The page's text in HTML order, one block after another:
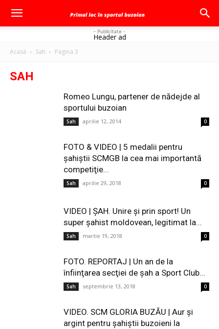
- Publicitate -
Header ad
Acasă Sah Pagina 3
SAH
Romeo Lungu, partener de nădejde al
sportului buzoian
Sah aprilie 12, 2014 0
FOTO & VIDEO | 5 medalii pentru
şahiştii SCMGB la cea mai importantă
competiţie...
Sah aprilie 29, 2018 0
VIDEO | ŞAH. Unire şi prin sport! Un
super şahist moldovean, legitimat la...
Sah martie 19, 2018 0
FOTO. REPORTAJ | Un an de la
înfiinţarea secţiei de şah a Sport Club...
Sah septembrie 13, 2018 0
VIDEO. SCM GLORIA BUZĂU | Aur şi
argint pentru şahiştii buzoieni la